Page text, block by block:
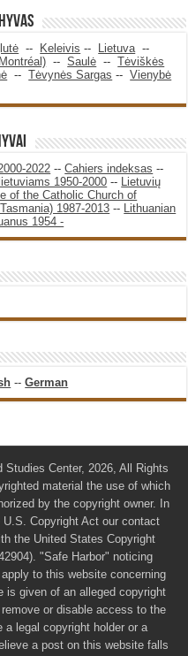
-- Keleivis -- Lietuva --
--Saulė --Tėviškės
--Tėvynės Sargas --Vienybė
2022 --Cahiers indeksas --
1950-2000 -- Lietuvių
of the Catholic Church of
1987-2013 -- Lithuanian
1954 -
--German
Center, 2026, All Rights
material the use of which
by the copyright owner. In
Copyright Act our contact
the United States Copyright
"Safe Harbor" noticing
to this website concerning
is given of an alleged copyright
or disable access to the
legal copyright holder or a
a post on this website falls